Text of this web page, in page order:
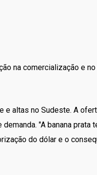
na comercialização e no
e altas no Sudeste. A
"A banana prata
do dólar e o